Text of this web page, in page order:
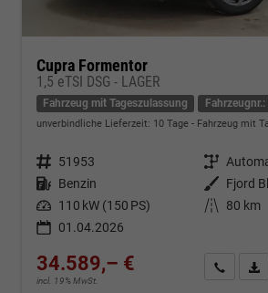
Cupra Formentor
1,5 eTSI DSG - LAGER
Fahrzeug mit Tageszulassung
unverbindliche Lieferzeit: 10 Tage Fahrzeug mit
Fahrzeugnr. 51953 Getriebe
Kraftstoff Benzin Außenfarbe
Fjord
Leistung 110 kW (150 PS) Kilometerstand
80 km
01.04.2026
34.589,– €
incl. 19% MwSt.